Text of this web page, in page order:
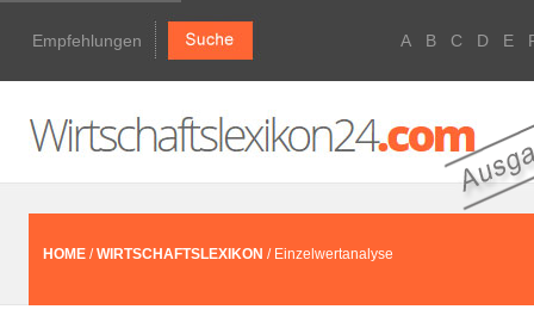
Empfehlungen A B C D E
HOME /WIRTSCHAFTSLEXIKON / Einzelwertanalyse